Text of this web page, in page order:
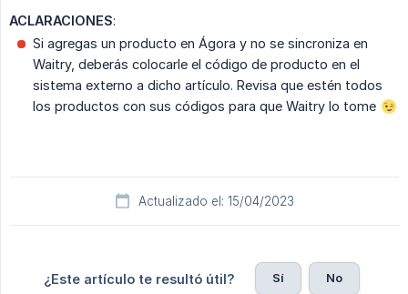
ACLARACIONES:
Si agregas un producto en Ágora y no se sincroniza en
Waitry, deberás colocarle el código de producto en el
sistema externo a dicho artículo. Revisa que estén todos
los productos con sus códigos para que Waitry lo tome
Actualizado el: 15/04/2023
¿Este artículo te resultó útil? Sí No